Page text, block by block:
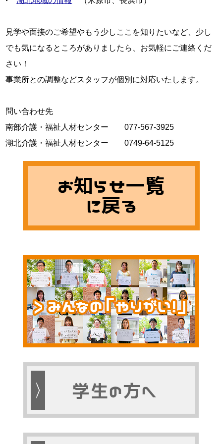
見学や面接のご希望やもう少しここを知りたいなど、少し
でも気になるところがありましたら、お気軽にご連絡くだ
さい！
事業所との調整などスタッフが個別に対応いたします。
問い合わせ先
南部介護・福祉人材センター　　077-567-3925
湖北介護・福祉人材センター　　0749-64-5125
お知らせ一覧
に戻る